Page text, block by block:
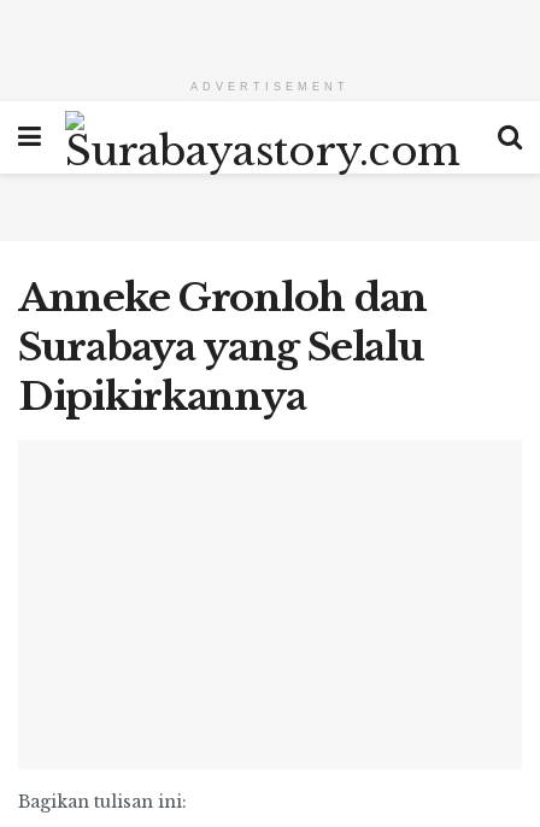
ADVERTISEMENT
Anneke Gronloh dan
Surabaya yang Selalu
Dipikirkannya
Bagikan tulisan ini: